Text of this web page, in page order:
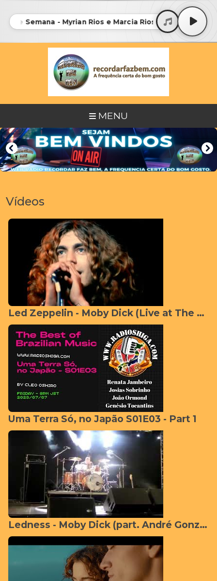
de Semana - Myrian Rios e Marcia Rios Bmg - 81 • 01-
MENU
Vídeos
Led Zeppelin - Moby Dick (Live at The Royal Albert Hall 1970) [Official Video]
Uma Terra Só, no Japão S01E03 - Part 1
Ledness - Moby Dick (part. André Gonzales)